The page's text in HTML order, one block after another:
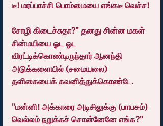
டீ! மரப்பாச்சி பொம்மையை எங்கடீ வெச்ச!
சோழி கிடைச்சுதா?" தனது சின்ன மகள்
சின்மயியை ஓட ஓட
விரட்டிக்கொண்டிருந்தார் ஆனந்தி
அடுக்களையில் (சமையலை)
தளிகையைக் கவனித்துக்கொண்டே.
"மன்னி! அக்காரை அடிசிலுக்கு (பாயசம்)
வெல்லம் நறுக்கச் சொன்னேனே எங்க?"